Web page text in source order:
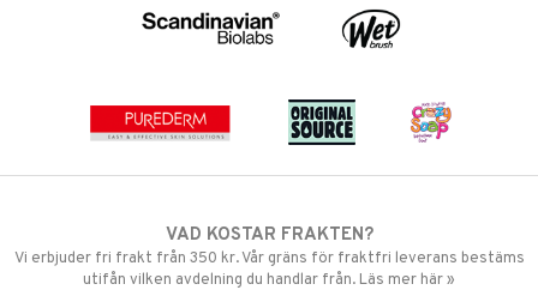
VAD KOSTAR FRAKTEN?
Vi erbjuder fri frakt från 350 kr. Vår gräns för fraktfri leverans bestäms
utifån vilken avdelning du handlar från. Läs mer här »